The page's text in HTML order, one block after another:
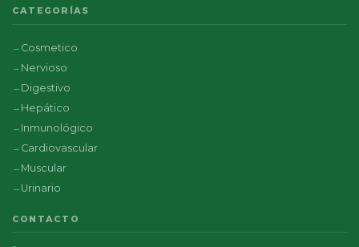
CATEGORÍAS
Cosmetico
Nervioso
Digestivo
Hepático
Inmunológico
Cardiovascular
Muscular
Urinario
CONTACTO